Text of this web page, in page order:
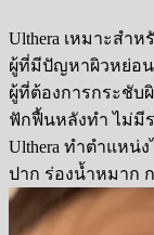
Ulthera เหมาะสำห
ผู้ที่มีปัญหาผิวหย่อน
ผู้ที่ต้องการกระชับ
ฟักฟื้นหลังทำ ไม่มี
Ulthera ทำตำแหน่
ปาก ร่องน้ำหมาก